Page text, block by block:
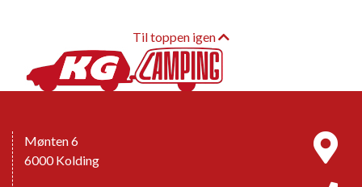
Til toppen igen
Mønten 6
6000 Kolding